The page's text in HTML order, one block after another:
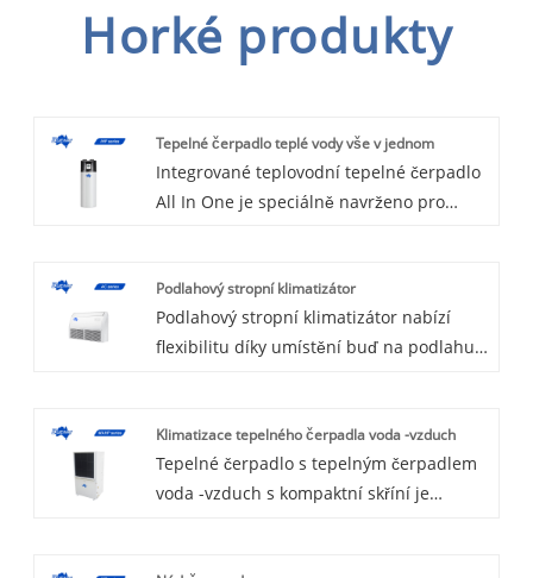
Horké produkty
Tepelné čerpadlo teplé vody vše v jednom
Integrované teplovodní tepelné čerpadlo
All In One je speciálně navrženo pro
S uživatelsky přívětivým ovladačem,
snadným pro každodenní provoz,
instalaci a údržbu. Mikrokanál má vyšší
vše v jednom.
Podlahový stropní klimatizátor
Podlahový stropní klimatizátor nabízí
flexibilitu díky umístění buď na podlahu,
ovládacím panelem, volitelným typem
zapnuto-vypnuto a invertor. Díky novým
pokročilým technologiím je provoz
Klimatizace tepelného čerpadla voda -vzduch
Tepelné čerpadlo s tepelným čerpadlem
voda -vzduch s kompaktní skříní je